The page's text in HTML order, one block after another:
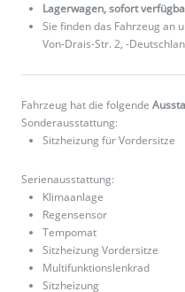
Lagerwagen, sofort
Sie finden das Fahrzeug an
Von-Drais-Str. 2, -
Fahrzeug hat die folgende
Sonderausstattung:
Sitzheizung für Vordersitze
Serienausstattung:
Klimaanlage
Regensensor
Tempomat
Sitzheizung Vordersitze
Multifunktionslenkrad
Sitzheizung